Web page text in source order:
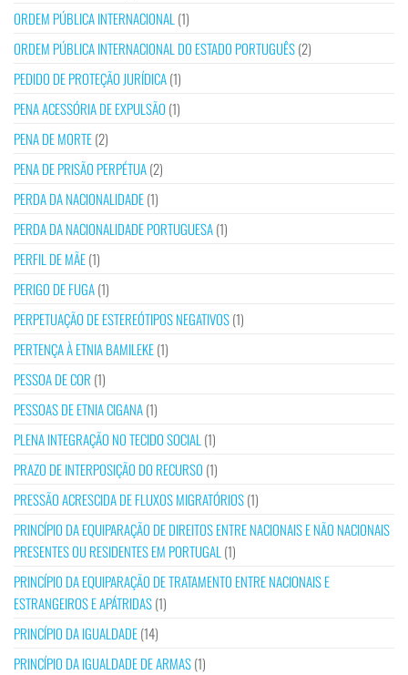
ORDEM PÚBLICA INTERNACIONAL(1)
ORDEM PÚBLICA INTERNACIONAL DO ESTADO PORTUGUÊS(2)
PEDIDO DE PROTEÇÃO JURÍDICA(1)
PENA ACESSÓRIA DE EXPULSÃO (1)
PENA DE MORTE(2)
PENA DE PRISÃO PERPÉTUA(2)
PERDA DA NACIONALIDADE(1)
PERDA DA NACIONALIDADE PORTUGUESA(1)
PERFIL DE MÃE(1)
PERIGO DE FUGA(1)
PERPETUAÇÃO DE ESTEREÓTIPOS NEGATIVOS(1)
PERTENÇA À ETNIA BAMILEKE(1)
PESSOA DE COR (1)
PESSOAS DE ETNIA CIGANA(1)
PLENA INTEGRAÇÃO NO TECIDO SOCIAL(1)
PRAZO DE INTERPOSIÇÃO DO RECURSO (1)
PRESSÃO ACRESCIDA DE FLUXOS MIGRATÓRIOS(1)
PRINCÍPIO DA EQUIPARAÇÃO DE DIREITOS ENTRE NACIONAIS E NÃO NACIONAIS
PRESENTES OU RESIDENTES EM PORTUGAL(1)
PRINCÍPIO DA EQUIPARAÇÃO DE TRATAMENTO ENTRE NACIONAIS E
ESTRANGEIROS E APÁTRIDAS(1)
PRINCÍPIO DA IGUALDADE(14)
PRINCÍPIO DA IGUALDADE DE ARMAS(1)